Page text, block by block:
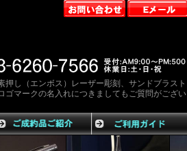
し（エンボス）レーザー彫刻、サンドブラスト
マークの名入れにつきましてもご質問がござい